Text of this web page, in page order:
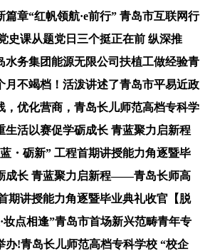
章“红帆领航·e前行” 青岛市互联网行
史课从题党日三个挺正在前 纵深推
务集团能源无限公司扶植工做经验青
月不竭档！活泼讲述了青岛市平易近政
，优化营商，青岛长儿师范高档专科学
生活以赛促学砺成长 青蓝聚力启新程
・砺新” 工程首期讲授能力角逐暨毕
成长 青蓝聚力启新程——青岛长师高
期讲授能力角逐暨毕业典礼收官【脱
妆点相逢”青岛市首场新兴范畴青年专
办!青岛长儿师范高档专科学校 “校企